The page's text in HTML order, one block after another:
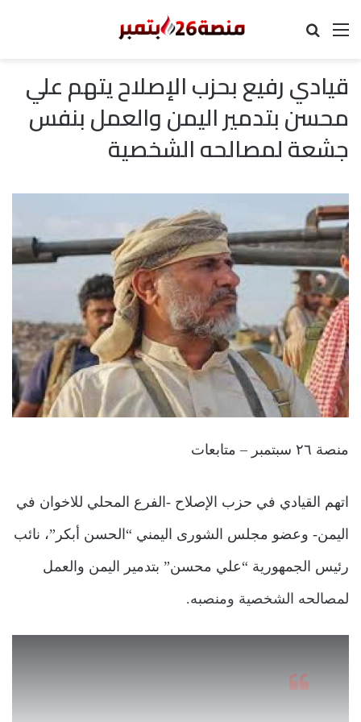
القائمة
قيادي رفيع بحزب الإصلاح يتهم علي
محسن بتدمير اليمن والعمل بنفس
جشعة لمصالحه الشخصية
منصة ٢٦ سبتمبر – متابعات
اتهم القيادي في حزب الإصلاح -الفرع المحلي للاخوان في
اليمن- وعضو مجلس الشورى اليمني “الحسن أبكر”، نائب
رئيس الجمهورية “علي محسن” بتدمير اليمن والعمل
لمصالحه الشخصية ومنصبه.